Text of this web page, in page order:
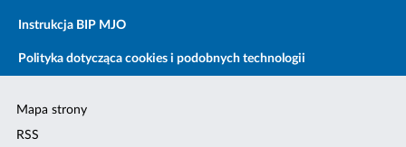
Instrukcja BIP MJO
Polityka dotycząca cookies i podobnych technologii
Mapa strony
RSS